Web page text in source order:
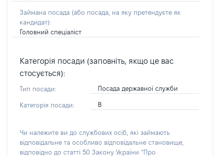
Займана посада (або посада, на яку претендуєте як
кандидат):
Головний спеціаліст
Категорія посади (заповніть, якщо це вас
стосується):
Тип посади: Посада державної служби
Категорія посади: В
Чи належите ви до службових осіб, які займають
відповідальне та особливо відповідальне становище,
відповідно до статті 50 Закону України “Про